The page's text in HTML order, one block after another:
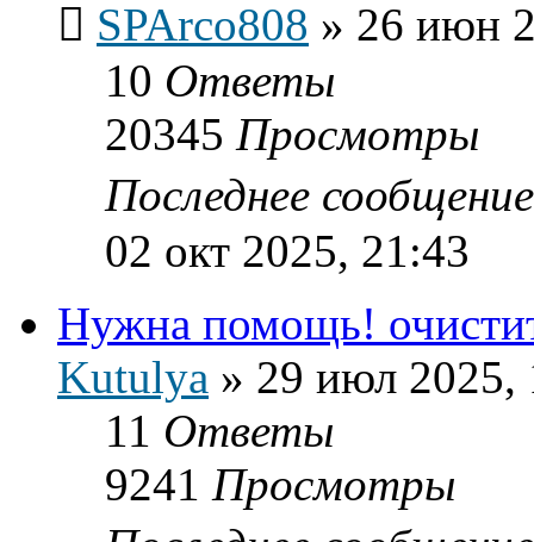
SPArco808 » 26 июн
10 Ответы
20345 Просмотры
Последнее
02 окт 2025, 21:43
Нужна помощь!
Kutulya » 29 июл 2025,
11 Ответы
9241 Просмотры